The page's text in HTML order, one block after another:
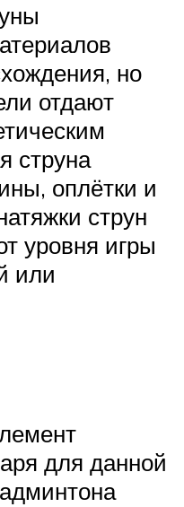
но
отдают
струна
оплётки и
струн
уровня игры
или
для данной